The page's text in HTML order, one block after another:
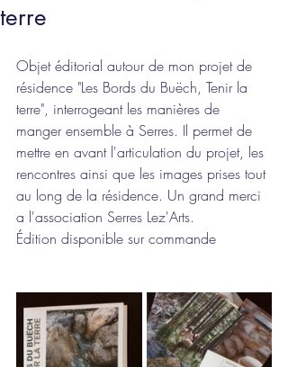
terre
Objet éditorial autour de mon projet de
résidence "Les Bords du Buëch, Tenir la
terre", interrogeant les manières de
manger ensemble à Serres. Il permet de
mettre en avant l'articulation du projet, les
rencontres ainsi que les images prises tout
au long de la résidence. Un grand merci
a l'association Serres Lez'Arts.
Édition disponible sur commande